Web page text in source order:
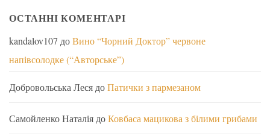
ОСТАННІ КОМЕНТАРІ
kandalov107 доВино “Чорний Доктор” червоне
напівсолодке (“Авторське”)
Добровольська Леся доПатички з пармезаном
Самойленко Наталія доКовбаса мацикова з білими грибами